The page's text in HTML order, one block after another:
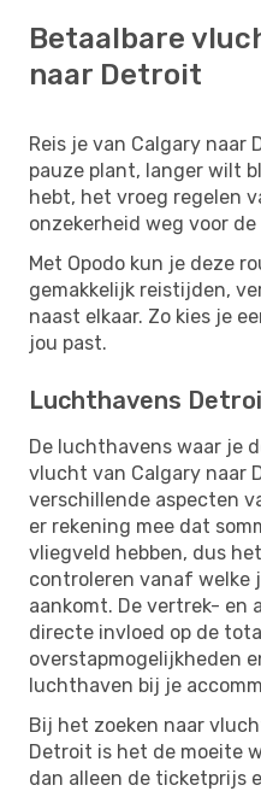
Betaalbare
naar Detroit
Reis je van Calgary naar
pauze plant, langer wilt
hebt, het vroeg regelen
onzekerheid weg voor
Met Opodo kun je deze
gemakkelijk reistijden,
naast elkaar. Zo kies je
jou past.
Luchthavens
De luchthavens waar je
vlucht van Calgary naar
verschillende aspecten
er rekening mee dat
vliegveld hebben, dus
controleren vanaf welke
aankomt. De vertrek- en
directe invloed op de
overstapmogelijkheden
luchthaven bij je
Bij het zoeken naar
Detroit is het de moeite
dan alleen de ticketprijs